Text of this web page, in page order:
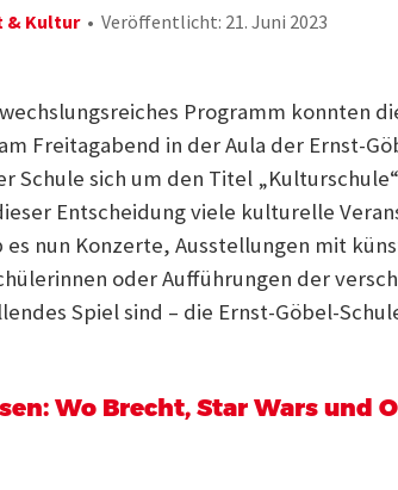
& Kultur Veröffentlicht: 21. Juni 2023
Programm konnten
Freitagabend in der Aula der Ernst-
Schule sich um den Titel
Entscheidung viele kulturelle
es nun Konzerte, Ausstellungen mit
oder Aufführungen der
Spiel sind – die Ernst-Göbel-
Wo Brecht, Star Wars und